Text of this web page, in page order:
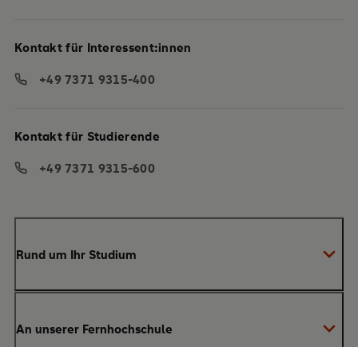
Rund um Ihr Studium
Anrechnung von Vorleistungen
An unserer Fernhochschule
Kontakt für Interessent:innen
+49 7371 9315-400
Kontakt für Studierende
+49 7371 9315-600